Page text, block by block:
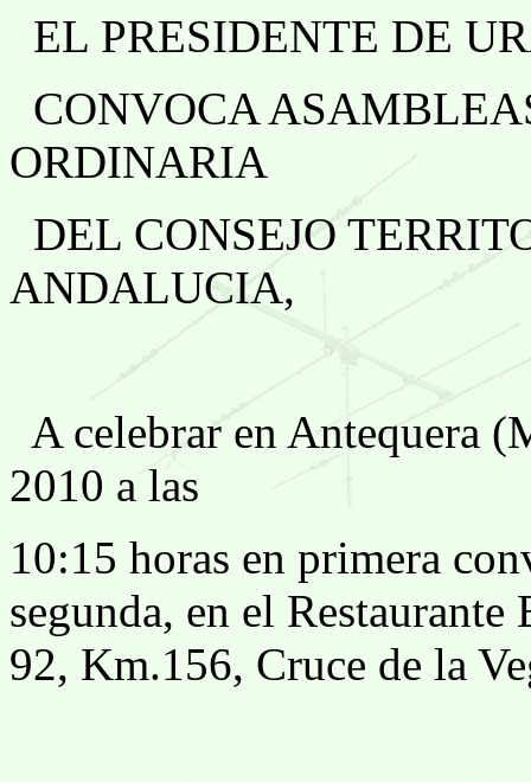
EL PRESIDENTE DE
CONVOCA
ORDINARIA
DEL CONSEJO
ANDALUCIA,
A celebrar en Antequera
2010 a las
10:15 horas en primera
segunda, en el
92, Km.156, Cruce de la